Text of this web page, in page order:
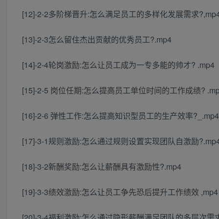
[12]-2-2多阶梯晋升:怎么满足员工的多样化发展需求
[13]-2-3怎么留住杰出贡献的优秀员工?.mp4
[14]-2-4轮岗激励:怎么让员工成为一专多能的帅才? .mp4
[15]-2-5 岗位任期:怎么提高员工单位时间的工作成绩?
[16]-2-6 弹性工作:怎么提高知识型员工的生产效率?_.mp4
[17]-3-1规则激励:怎么通过规则设置实现团队自激励
[18]-3-2新酬奖励:怎么让薪酬具有激励性?.mp4
[19]-3-3绩效激励:怎么让员工争先恐后提升工作绩效 ,mp4